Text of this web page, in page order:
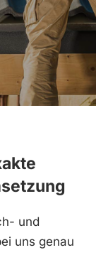
und
uns genau